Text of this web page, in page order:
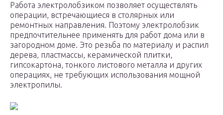
Работа электролобзиком позволяет осуществлять
операции, встречающиеся в столярных или
ремонтных направления. Поэтому электролобзик
предпочтительнее применять для работ дома или в
загородном доме. Это резьба по материалу и распил
дерева, пластмассы, керамической плитки,
гипсокартона, тонкого листового металла и других
операциях, не требующих использования мощной
электропилы.